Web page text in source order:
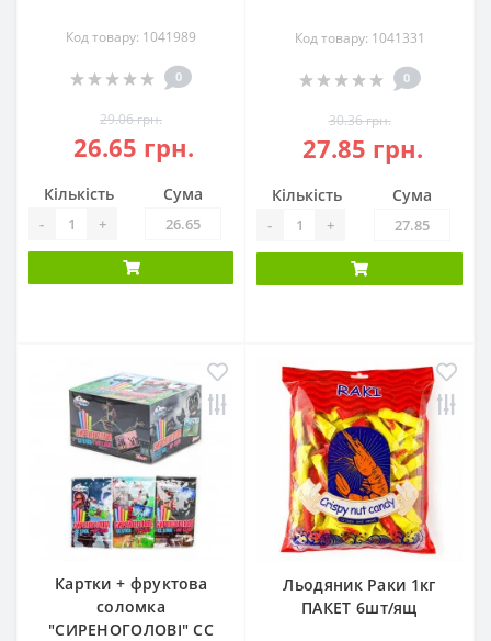
Код товару: 1041989
0
29.06 грн.
26.65 грн.
Кількість
- +
Сума
Код товару: 1041331
0
30.36 грн.
27.85 грн.
Кількість
- +
Сума
Картки + фруктова
соломка
"СИРЕНОГОЛОВІ" CC
Льодяник Раки 1кг
ПАКЕТ 6шт/ящ